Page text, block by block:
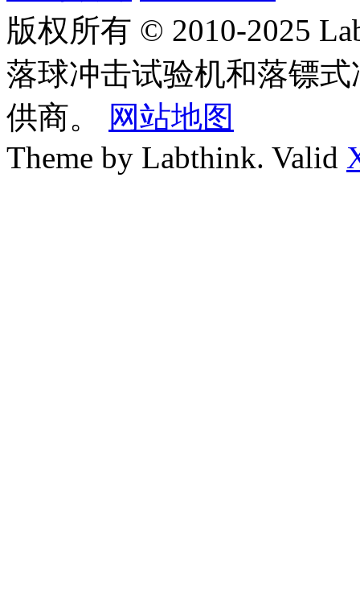
版权所有 © 2010-2025
落球冲击试验机和落镖
供商。
网站地图
Theme by Labthink. Valid